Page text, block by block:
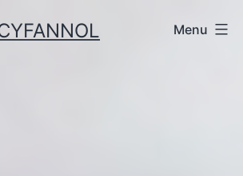
Menu